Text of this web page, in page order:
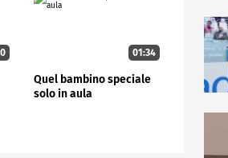
01:34
Quel bambino speciale
solo in aula